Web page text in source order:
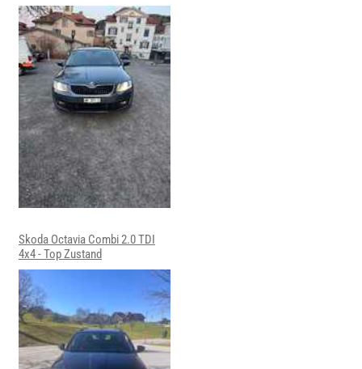
Skoda Octavia Combi 2.0 TDI
4x4 - Top Zustand